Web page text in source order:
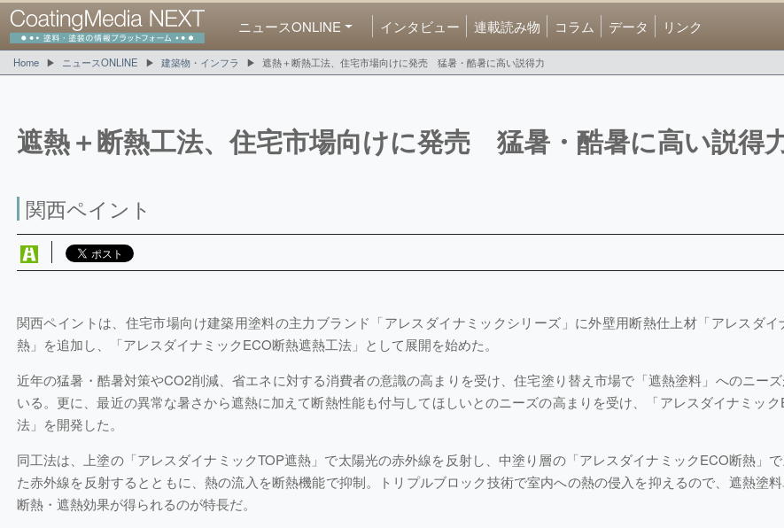
ニュースONLINE インタビュー 連載読み物 コラム データ リンク
Home ニュースONLINE 建築物・インフラ 遮熱＋断熱工法、住宅市場向けに発売 猛暑・酷暑に高い説得力
遮熱＋断熱工法、住宅市場向けに発売 猛暑・酷暑に高い説得
関西ペイント
関西ペイントは、住宅市場向け建築用塗料の主力ブランド「アレスダイナミックシリーズ」に外壁用断熱仕上材「アレスダイ
熱」を追加し、「アレスダイナミックECO断熱遮熱工法」として展開を始めた。
近年の猛暑・酷暑対策やCO2削減、省エネに対する消費者の意識の高まりを受け、住宅塗り替え市場で「遮熱塗料」へのニー
いる。更に、最近の異常な暑さから遮熱に加えて断熱性能も付与してほしいとのニーズの高まりを受け、「アレスダイナミック
法」を開発した。
同工法は、上塗の「アレスダイナミックTOP遮熱」で太陽光の赤外線を反射し、中塗り層の「アレスダイナミックECO断熱」
た赤外線を反射するとともに、熱の流入を断熱機能で抑制。トリプルブロック技術で室内への熱の侵入を抑えるので、遮熱塗
断熱・遮熱効果が得られるのが特長だ。